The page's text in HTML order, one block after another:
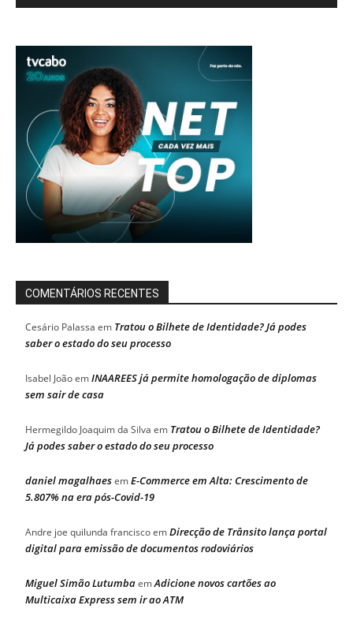
COMENTÁRIOS RECENTES
Cesário Palassa em Tratou o Bilhete de Identidade? Já podes
saber o estado do seu processo
Isabel JoãoemINAAREES já permite homologação de diplomas
sem sair de casa
Hermegildo Joaquim da Silva em Tratou o Bilhete de Identidade?
Já podes saber o estado do seu processo
daniel magalhaesemE-Commerce em Alta: Crescimento de
5.807% na era pós-Covid-19
Andre joe quilunda franciscoemDirecção de Trânsito lança portal
digital para emissão de documentos rodoviários
Miguel Simão LutumbaemAdicione novos cartões ao
Multicaixa Express sem ir ao ATM